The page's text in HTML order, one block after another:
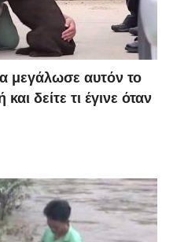
μεγάλωσε αυτόν το
δείτε τι έγινε όταν